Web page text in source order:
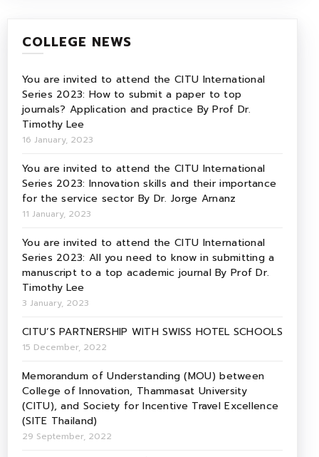
COLLEGE NEWS
You are invited to attend the CITU International
Series 2023: How to submit a paper to top
journals? Application and practice By Prof Dr.
Timothy Lee
16 January, 2023
You are invited to attend the CITU International
Series 2023: Innovation skills and their importance
for the service sector By Dr. Jorge Arnanz
11 January, 2023
You are invited to attend the CITU International
Series 2023: All you need to know in submitting a
manuscript to a top academic journal By Prof Dr.
Timothy Lee
3 January, 2023
CITU’S PARTNERSHIP WITH SWISS HOTEL SCHOOLS
15 December, 2022
Memorandum of Understanding (MOU) between
College of Innovation, Thammasat University
(CITU), and Society for Incentive Travel Excellence
(SITE Thailand)
29 September, 2022